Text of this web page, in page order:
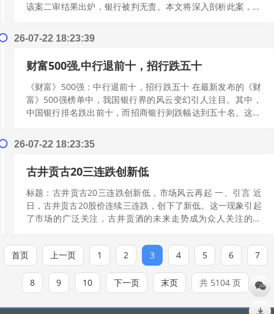
该案二审结果出炉，银行被判无责。本文将深入剖析此案，探
26-07-22 18:23:39
财富500强,中行退前十，招行跌五十
《财富》500强：中行退前十，招行跌五十 在最新发布的《财
富》500强榜单中，我国银行界的风云变幻引人注目。其中，
中国银行排名跌出前十，而招商银行则跌幅达到五十名。这两
26-07-22 18:23:35
古井贡古20三连跌创新低
标题：古井贡古20三连跌创新低，市场风云再起 一、引言 近
日，古井贡古20股价连续三连跌，创下了新低。这一现象引起
了市场的广泛关注，古井贡酒的未来走势成为众人关注的焦
首页 上一页 1 2 3 4 5 6 7
8 9 10 下一页 末页 共 5104 页